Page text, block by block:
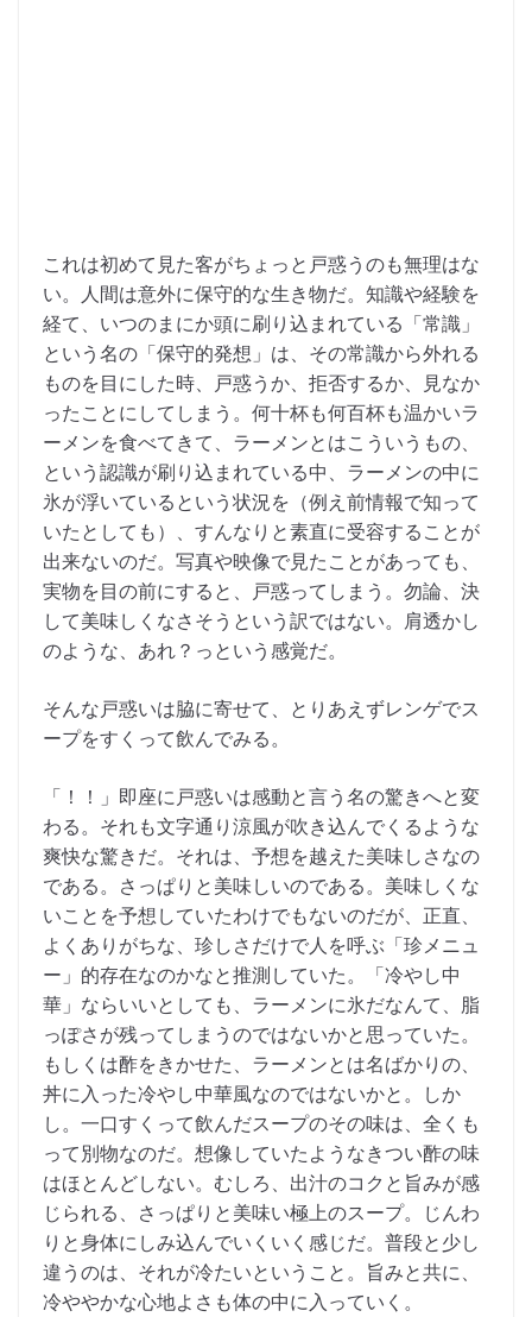
これは初めて見た客がちょっと戸惑うのも無理はな
い。人間は意外に保守的な生き物だ。知識や経験を
経て、いつのまにか頭に刷り込まれている「常識」
という名の「保守的発想」は、その常識から外れる
ものを目にした時、戸惑うか、拒否するか、見なか
ったことにしてしまう。何十杯も何百杯も温かいラ
ーメンを食べてきて、ラーメンとはこういうもの、
という認識が刷り込まれている中、ラーメンの中に
氷が浮いているという状況を（例え前情報で知って
いたとしても）、すんなりと素直に受容することが
出来ないのだ。写真や映像で見たことがあっても、
実物を目の前にすると、戸惑ってしまう。勿論、決
して美味しくなさそうという訳ではない。肩透かし
のような、あれ？っという感覚だ。
そんな戸惑いは脇に寄せて、とりあえずレンゲでス
ープをすくって飲んでみる。
「！！」即座に戸惑いは感動と言う名の驚きへと変
わる。それも文字通り涼風が吹き込んでくるような
爽快な驚きだ。それは、予想を越えた美味しさなの
である。さっぱりと美味しいのである。美味しくな
いことを予想していたわけでもないのだが、正直、
よくありがちな、珍しさだけで人を呼ぶ「珍メニュ
ー」的存在なのかなと推測していた。「冷やし中
華」ならいいとしても、ラーメンに氷だなんて、脂
っぽさが残ってしまうのではないかと思っていた。
もしくは酢をきかせた、ラーメンとは名ばかりの、
丼に入った冷やし中華風なのではないかと。しか
し。一口すくって飲んだスープのその味は、全くも
って別物なのだ。想像していたようなきつい酢の味
はほとんどしない。むしろ、出汁のコクと旨みが感
じられる、さっぱりと美味い極上のスープ。じんわ
りと身体にしみ込んでいくいく感じだ。普段と少し
違うのは、それが冷たいということ。旨みと共に、
冷ややかな心地よさも体の中に入っていく。